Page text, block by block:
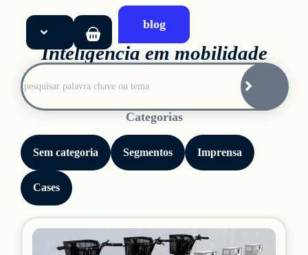
Início
Soluções
Sobre
blog
Inteligência em mobilidade
Categorias
Sem categoria Segmentos Imprensa
Cases